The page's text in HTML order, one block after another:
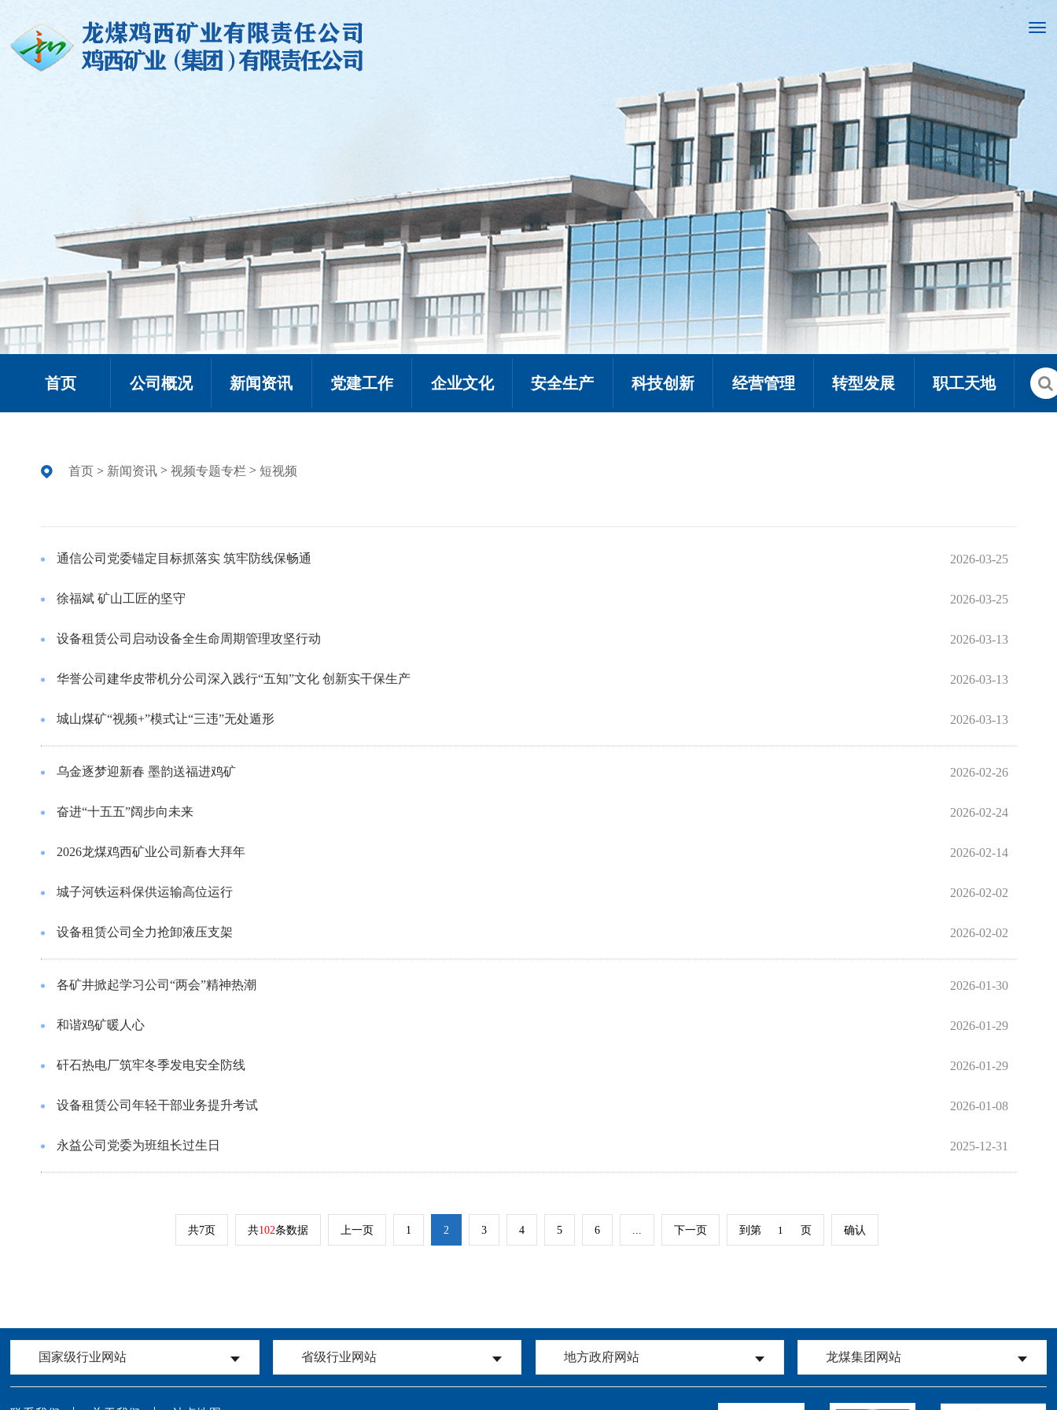
首页 公司概况 新闻资讯 党建工作 企业文化 安全生产 科技创新 经营管理 转型发展 职工天地
首页 > 新闻资讯 > 视频专题专栏 > 短视频
通信公司党委锚定目标抓落实 筑牢防线保畅通 2026-03-25
徐福斌 矿山工匠的坚守 2026-03-25
设备租赁公司启动设备全生命周期管理攻坚行动 2026-03-13
华誉公司建华皮带机分公司深入践行“五知”文化 创新实干保生产 2026-03-13
城山煤矿“视频+”模式让“三违”无处遁形 2026-03-13
乌金逐梦迎新春 墨韵送福进鸡矿 2026-02-26
奋进“十五五”阔步向未来 2026-02-24
2026龙煤鸡西矿业公司新春大拜年 2026-02-14
城子河铁运科保供运输高位运行 2026-02-02
设备租赁公司全力抢卸液压支架 2026-02-02
各矿井掀起学习公司“两会”精神热潮 2026-01-30
和谐鸡矿暖人心 2026-01-29
矸石热电厂筑牢冬季发电安全防线 2026-01-29
设备租赁公司年轻干部业务提升考试 2026-01-08
永益公司党委为班组长过生日 2025-12-31
共7页 共102条数据 上一页 1 2 3 4 5 6 ... 下一页 到第 页 确认
国家级行业网站 省级行业网站 地方政府网站 龙煤集团网站